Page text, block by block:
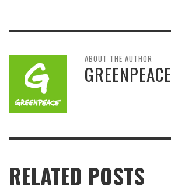
ABOUT THE AUTHOR
GREENPEACE
RELATED POSTS